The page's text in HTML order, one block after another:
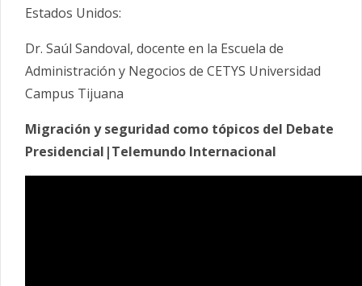
Estados Unidos:
Dr. Saúl Sandoval, docente en la Escuela de
Administración y Negocios de CETYS Universidad
Campus Tijuana
Migración y seguridad como tópicos del Debate
Presidencial|Telemundo Internacional